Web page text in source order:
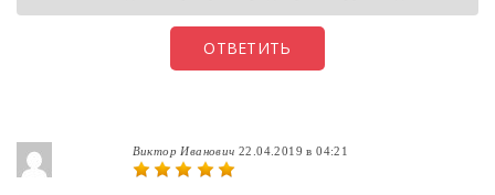
ОТВЕТИТЬ
Виктор Иванович 22.04.2019 в 04:21